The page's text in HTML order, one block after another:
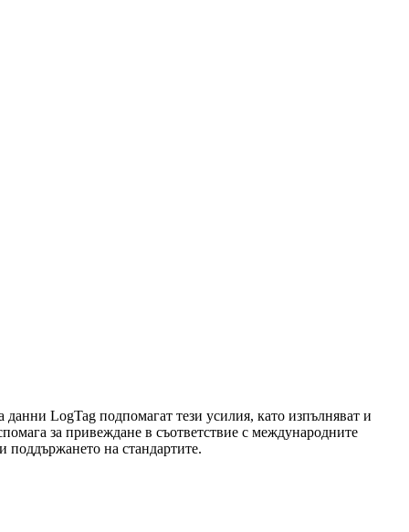
данни LogTag подпомагат тези усилия, като изпълняват и
за привеждане в съответствие с международните
поддържането на стандартите.